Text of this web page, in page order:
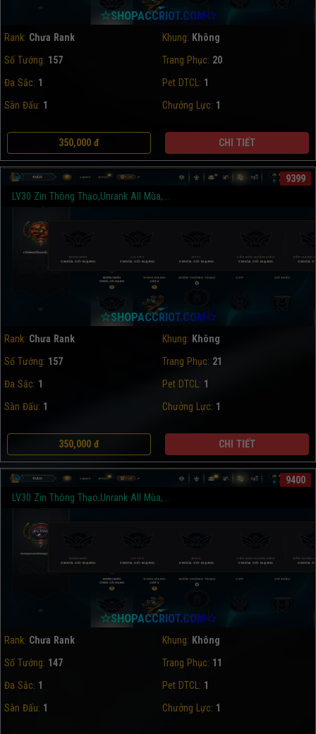
☆SHOPACCRIOT.COM☆
Rank: Chưa Rank Khung: Không
Số Tướng: 157 Trang Phục: 20
Đa Sắc: 1 Pet DTCL: 1
Sàn Đấu: 1 Chưởng Lực: 1
350,000 đ CHI TIẾT
LV30 Zin Thông Thạo,Unrank All Mùa,...
9399
☆SHOPACCRIOT.COM☆
Rank: Chưa Rank Khung: Không
Số Tướng: 157 Trang Phục: 21
Đa Sắc: 1 Pet DTCL: 1
Sàn Đấu: 1 Chưởng Lực: 1
350,000 đ CHI TIẾT
LV30 Zin Thông Thạo,Unrank All Mùa,...
9400
☆SHOPACCRIOT.COM☆
Rank: Chưa Rank Khung: Không
Số Tướng: 147 Trang Phục: 11
Đa Sắc: 1 Pet DTCL: 1
Sàn Đấu: 1 Chưởng Lực: 1